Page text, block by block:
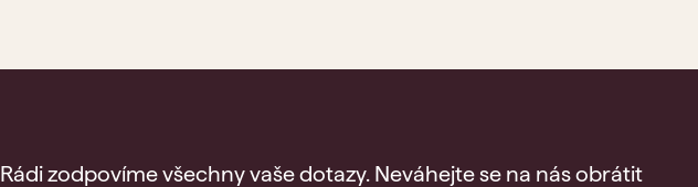
Rádi zodpovíme všechny vaše dotazy. Neváhejte se na nás obrátit